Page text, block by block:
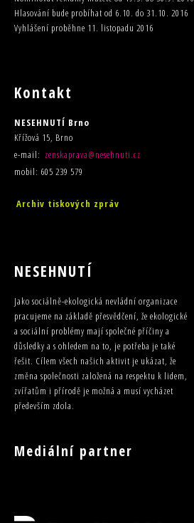
Hlasování bude probíhat od 6.10. do 31.10. 2016
Vyhlášení proběhne 11. listopadu 2016
Kontakt
NESEHNUTÍ Brno
Křížová 15, Brno
e-mail: zenskaprava@nesehnuti.cz
mobil: 605 239 579
Archiv tiskových zpráv
NESEHNUTÍ
Jako sociálně-ekologická nevládní organizace
pracujeme na základě přesvědčení, že ekologické
a sociální problémy mají společné příčiny a
důsledky a s ohledem na to, je potřeba je také
řešit. Cílem všech našich aktivit je ukázat, že
změna společnosti založená na respektu k lidem,
zvířatům i přírodě je možná a musí vycházet
především zdola.
Mediální partner